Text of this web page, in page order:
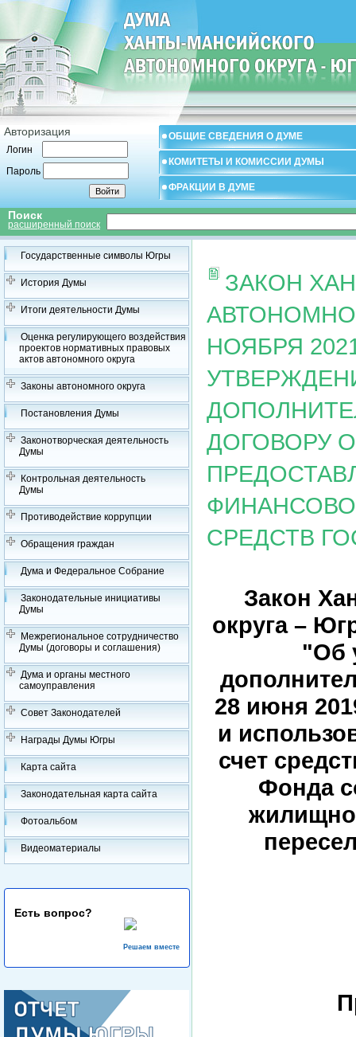
Авторизация
Логин
Пароль
ОБЩИЕ СВЕДЕНИЯ О ДУМЕ
КОМИТЕТЫ И КОМИССИИ ДУМЫ
ФРАКЦИИ В ДУМЕ
Поиск
расширенный поиск
Государственные символы Югры
История Думы
Итоги деятельности Думы
Оценка регулирующего воздействия
проектов нормативных правовых
актов автономного округа
Законы автономного округа
Постановления Думы
Законотворческая деятельность
Думы
Контрольная деятельность
Думы
Противодействие коррупции
Обращения граждан
Дума и Федеральное Собрание
Законодательные инициативы
Думы
Межрегиональное сотрудничество
Думы (договоры и соглашения)
Дума и органы местного
самоуправления
Совет Законодателей
Награды Думы Югры
Карта сайта
Законодательная карта сайта
Фотоальбом
Видеоматериалы
Есть вопрос?
Решаем вместе
ЗАКОН
НОЯБРЯ
ДОГОВОРУ
СРЕДСТВ
Закон
округа –
"Об
28 июня
и
счет
Фонда